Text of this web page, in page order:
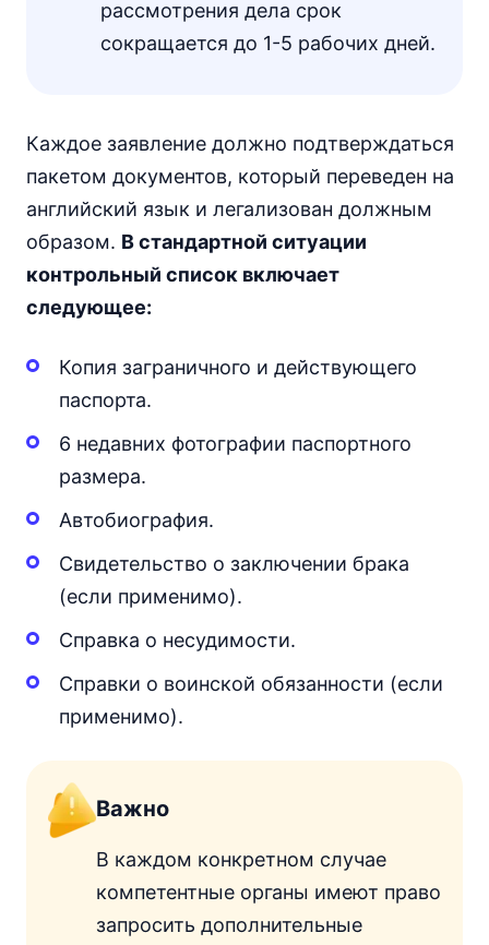
рассмотрения дела срок
сокращается до 1-5 рабочих дней.
Каждое заявление должно подтверждаться
пакетом документов, который переведен на
английский язык и легализован должным
образом. В стандартной ситуации
контрольный список включает
следующее:
Копия заграничного и действующего
паспорта.
6 недавних фотографии паспортного
размера.
Автобиография.
Свидетельство о заключении брака
(если применимо).
Справка о несудимости.
Справки о воинской обязанности (если
применимо).
Важно
В каждом конкретном случае
компетентные органы имеют право
запросить дополнительные